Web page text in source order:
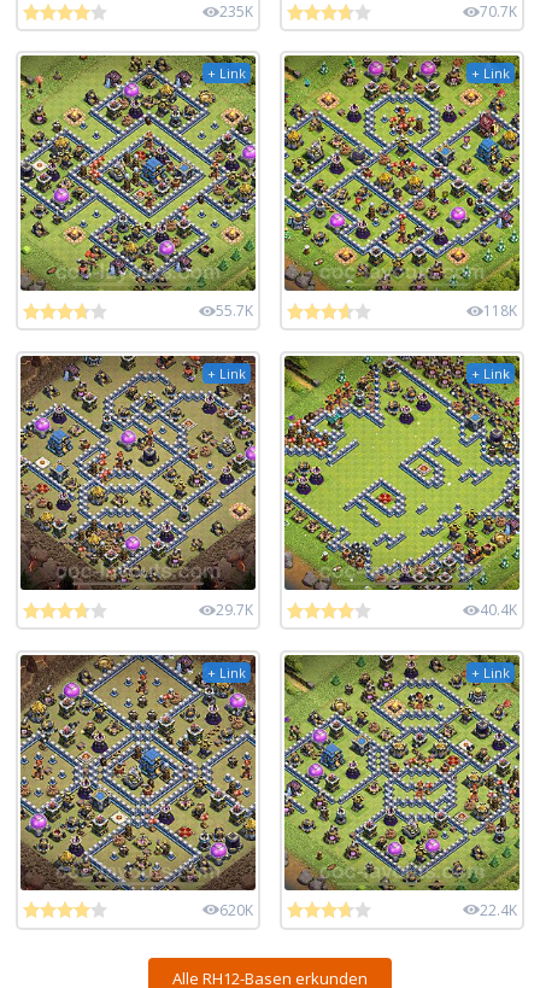
235K 70.7K
+ Link
55.7K
+ Link
118K
+ Link
29.7K
+ Link
40.4K
+ Link
620K
+ Link
22.4K
Alle RH12-Basen erkunden